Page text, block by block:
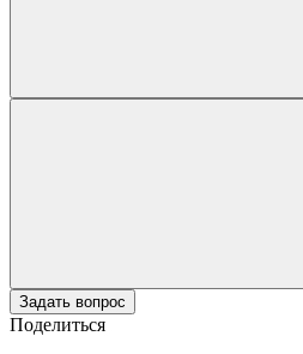
Задать вопрос
Поделиться